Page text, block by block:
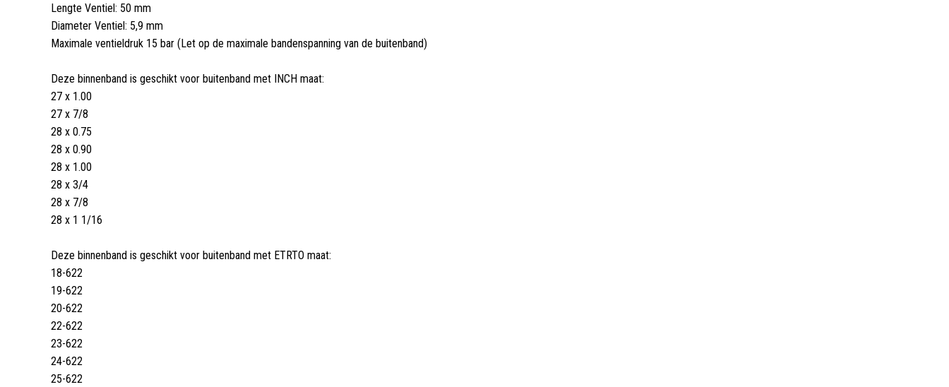
Lengte Ventiel: 50 mm
Diameter Ventiel: 5,9 mm
Maximale ventieldruk 15 bar (Let op de maximale bandenspanning van de buitenband)
Deze binnenband is geschikt voor buitenband met INCH maat:
27 x 1.00
27 x 7/8
28 x 0.75
28 x 0.90
28 x 1.00
28 x 3/4
28 x 7/8
28 x 1 1/16
Deze binnenband is geschikt voor buitenband met ETRTO maat:
18-622
19-622
20-622
22-622
23-622
24-622
25-622